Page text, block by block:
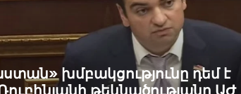
խմբակցությունը դեմ է
թեկնածությանը ԱԺ